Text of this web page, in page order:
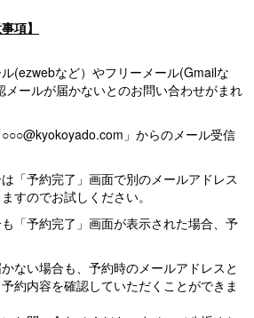
項】
(ezwebなど）やフリーメール(Gmailな
メールが届かないとのお問い合わせがまれ
」からのメール受信
「予約完了」画面で別のメールアドレス
すのでお試しください。
「予約完了」画面が表示された場合、予
ない場合も、予約時のメールアドレスと
約内容を確認していただくことができま